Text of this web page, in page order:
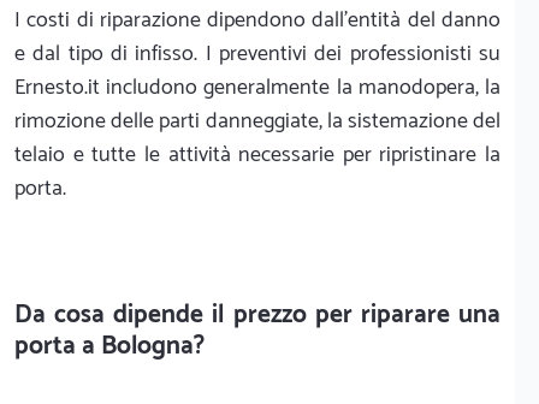
I costi di riparazione dipendono dall'entità del danno
e dal tipo di infisso. I preventivi dei professionisti su
Ernesto.it includono generalmente la manodopera, la
rimozione delle parti danneggiate, la sistemazione del
telaio e tutte le attività necessarie per ripristinare la
porta.
Da cosa dipende il prezzo per riparare una
porta a Bologna?